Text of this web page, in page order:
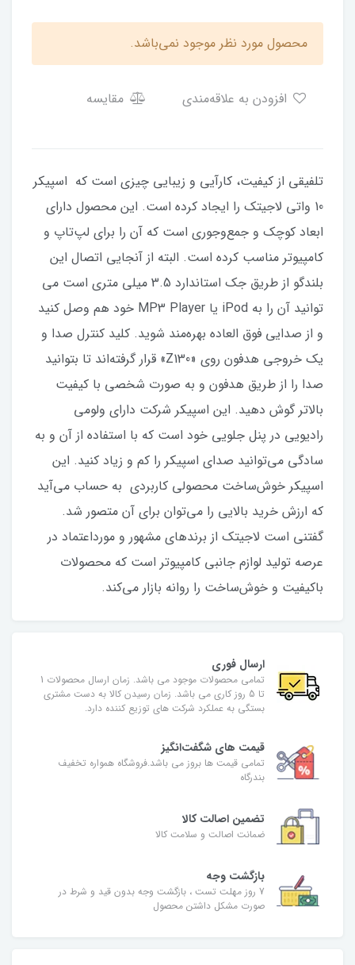
محصول مورد نظر موجود نمی‌باشد.
مقایسه
تلفیقی از کیفیت، کارآیی و زیبایی چیزی است که اسپیکر
10 واتی لاجیتک را ایجاد کرده است. این محصول دارای
ابعاد کوچک و جمع‌وجوری است که آن را برای لپ‌تاپ و
کامپیوتر مناسب کرده است. البته از آنجایی اتصال این
بلندگو از طریق جک استاندارد 3.5 میلی متری است می
توانید آن را به iPod یا MP3 Player خود هم وصل کنید
و از صدایی فوق العاده بهره‌مند شوید. کلید کنترل صدا و
یک خروجی هدفون روی «Z130» قرار گرفته‌اند تا بتوانید
صدا را از طریق هدفون و به صورت شخصی با کیفیت
بالاتر گوش دهید. این اسپیکر شرکت دارای ولومی
رادیویی در پنل جلویی خود است که با استفاده از آن و به
سادگی می‌توانید صدای اسپیکر را کم و زیاد کنید. این
اسپیکر خوش‌ساخت محصولی کاربردی به حساب می‌آید
که ارزش خرید بالایی را می‌توان برای آن متصور شد.
گفتنی است لاجیتک از برندهای مشهور و مورداعتماد در
عرصه تولید لوازم جانبی کامپیوتر است که محصولات
باکیفیت و خوش‌ساخت را روانه بازار می‌کند.
ارسال فوری
تمامی محصولات موجود می باشد. زمان ارسال محصولات 1
تا 5 روز کاری می باشد. زمان رسیدن کالا به دست مشتری
بستگی به عملکرد شرکت های توزیع کننده دارد.
قیمت های شگفت‌انگیز
تمامی قیمت ها بروز می باشد.فروشگاه همواره تخفیف
بندرگاه
تضمین اصالت کالا
ضمانت اصالت و سلامت کالا
بازگشت وجه
7 روز مهلت تست ، بازگشت وجه بدون قید و شرط در
صورت مشکل داشتن محصول